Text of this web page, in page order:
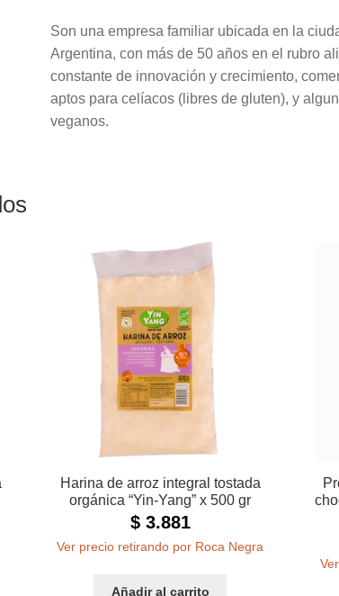
Son una empresa familiar ubicada en la
Argentina, con más de 50 años en el rubro
constante de innovación y crecimiento,
aptos para celíacos (libres de gluten), y
veganos.
Harina de arroz integral tostada
orgánica “Yin-Yang” x 500 gr
$3.881
Ver precio retirando por Roca Negra
Añadir al carrito